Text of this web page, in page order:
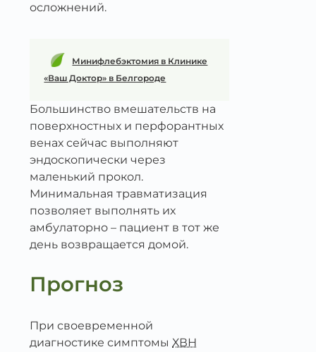
осложнений.
Минифлебэктомия в Клинике
«Ваш Доктор» в Белгороде
Большинство вмешательств на
поверхностных и перфорантных
венах сейчас выполняют
эндоскопически через
маленький прокол.
Минимальная травматизация
позволяет выполнять их
амбулаторно – пациент в тот же
день возвращается домой.
Прогноз
При своевременной
диагностике симптомыХВН